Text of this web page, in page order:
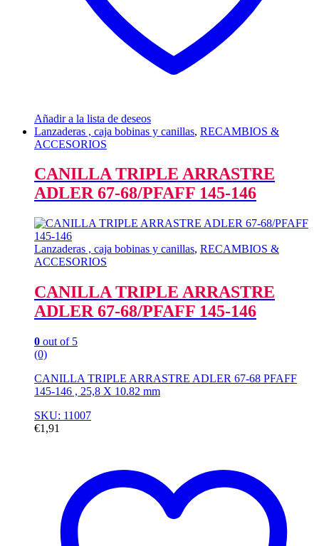
Añadir a la lista de deseos
Lanzaderas , caja bobinas y canillas, RECAMBIOS &
ACCESORIOS
CANILLA TRIPLE ARRASTRE
ADLER 67-68/PFAFF 145-146
Lanzaderas , caja bobinas y canillas, RECAMBIOS &
ACCESORIOS
CANILLA TRIPLE ARRASTRE
ADLER 67-68/PFAFF 145-146
0 out of 5
(0)
CANILLA TRIPLE ARRASTRE ADLER 67-68 PFAFF
145-146 , 25,8 X 10.82 mm
SKU: 11007
€1,91